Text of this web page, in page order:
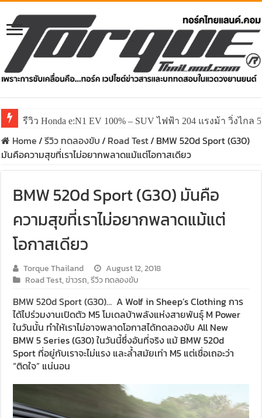
รีวิว ลองขับ All New GWM HAVAL H6 ปรับโฉมหน้าใหม่
Home/รีวิว ทดลองขับ/ Road Test/ BMW 520d Sport (G30)
มันคือความสุขที่เราไม่อยากพลาดแม้แต่โอกาสเดียว
BMW 520d Sport (G30) มันคือ
ความสุขที่เราไม่อยากพลาดแม้แต่
โอกาสเดียว
Torque Thailand
August 12, 2018
Road Test,ข่าวรถ,รีวิว ทดลองขับ
BMW 520d Sport (G30)… A Wolf in Sheep’s Clothing การ
ได้ไปร่วมงานเปิดตัว M5 โมเดลบ้าพลังแห่งสายพันธ์ุ M Power
ในวันนั้น ทำให้เราไม่อาจพลาดโอกาสได้ทดลองขับ All New
BMW 5 Series (G30) ในวันนี้ซึ่งอันที่จริง แม้ BMW 520d
Sport ที่อยู่กับเราจะไม่แรง และล้ำสมัยเท่า M5 แต่เชื่อเถอะว่า
“ติดใจ” แน่นอน